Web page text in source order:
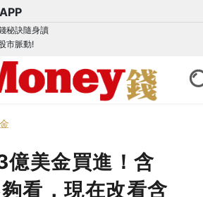
秘訣隨身讀
市脈動!
億美金買進！含
夠看，現在改看含